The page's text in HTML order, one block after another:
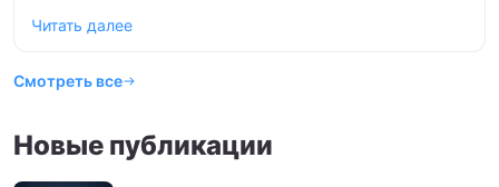
Читать далее
Смотреть все
Новые публикации